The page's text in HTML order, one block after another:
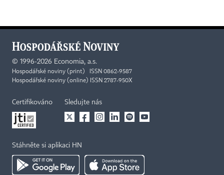
© 1996-2026 Economia, a.s.
Hospodářské noviny (print) ISSN 0862-9587
Hospodářské noviny (online) ISSN 2787-950X
Certifikováno Sledujte nás
Stáhněte si aplikaci HN